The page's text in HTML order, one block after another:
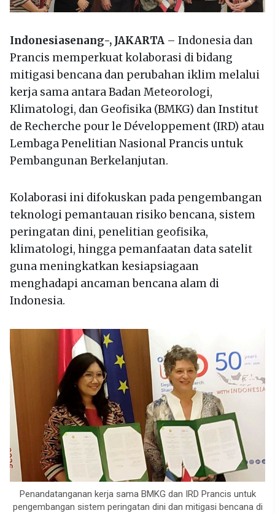
Indonesiasenang-, JAKARTA – Indonesia dan
Prancis memperkuat kolaborasi di bidang
mitigasi bencana dan perubahan iklim melalui
kerja sama antara Badan Meteorologi,
Klimatologi, dan Geofisika (BMKG) dan Institut
de Recherche pour le Développement (IRD) atau
Lembaga Penelitian Nasional Prancis untuk
Pembangunan Berkelanjutan.
Kolaborasi ini difokuskan pada pengembangan
teknologi pemantauan risiko bencana, sistem
peringatan dini, penelitian geofisika,
klimatologi, hingga pemanfaatan data satelit
guna meningkatkan kesiapsiagaan
menghadapi ancaman bencana alam di
Indonesia.
Penandatanganan kerja sama BMKG dan IRD Prancis untuk
pengembangan sistem peringatan dini dan mitigasi bencana di